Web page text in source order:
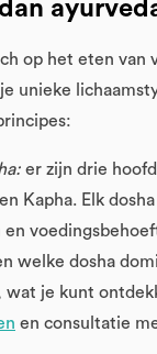
op het eten van
unieke
er zijn drie
Kapha. Elk
en
welke dosha
je kunt
en consultatie